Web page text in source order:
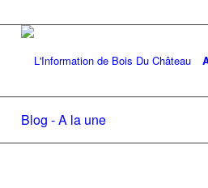
Blog - A la une